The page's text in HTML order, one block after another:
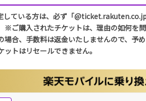
ている方は、必ず「
※ご購入されたチケットは、理由の如何
合、手数料は返金いたしませんので、
トはリセールできません。